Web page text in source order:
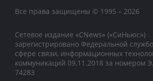
Все права защищены © 1995 – 2026
Сетевое издание «CNews» («СиНьюс»)
зарегистрировано Федеральной
сфере связи, информационных
коммуникаций 09.11.2018 за номером
74283